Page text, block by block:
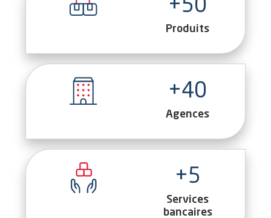
Produits
+40
Agences
+5
Services
bancaires